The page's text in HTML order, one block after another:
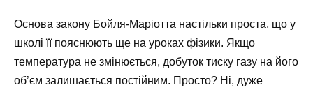
Основа закону Бойля-Маріотта настільки проста, що у
школі її пояснюють ще на уроках фізики. Якщо
температура не змінюється, добуток тиску газу на його
об’єм залишається постійним. Просто? Ні, дуже